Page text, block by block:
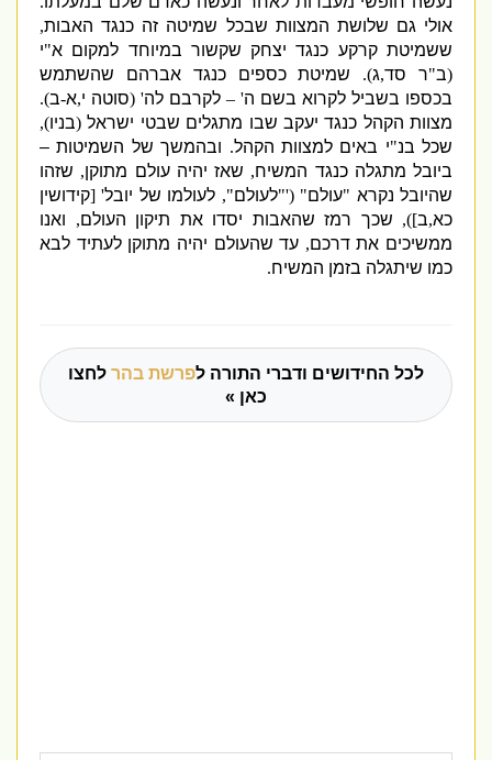
אולי גם שלושת המצוות שבכל שמיטה זה כנגד האבות,
ששמיטת קרקע כנגד יצחק שקשור במיוחד למקום א "י
"ר סד,ג).שמיטת כספים כנגד אברהם שהשתמש
בכספו בשביל לקרוא בשם ה ' – לקרבם לה' (סוטה י,א-ב).
מצוות הקהל כנגד יעקב שבו מתגלים שבטי ישראל(בניו),
שכל בנ"י באים למצוות הקהל.ובהמשך של השמיטות –
ביובל מתגלה כנגד המשיח,שאז יהיה עולם מתוקן,שזהו
שהיובל נקרא"עולם" ('"לעולם",לעולמו של יובל' [קידושין
כא,ב]),שכך רמז שהאבות יסדו את תיקון העולם,ואנו
ממשיכים את דרכם,עד שהעולם יהיה מתוקן לעתיד לבא
כמו שיתגלה בזמן המשיח.
לכל החידושים ודברי התורה לפרשת בהרלחצו
כאן »